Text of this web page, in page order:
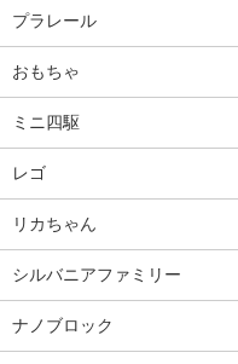
プラレール
おもちゃ
ミニ四駆
レゴ
リカちゃん
シルバニアファミリー
ナノブロック